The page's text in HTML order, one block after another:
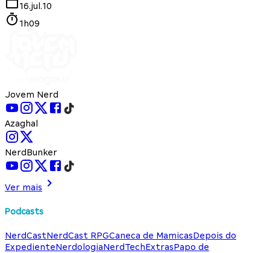
16.jul.10
1h09
Jovem Nerd
Azaghal
NerdBunker
Ver mais
Podcasts
NerdCastNerdCast RPGCaneca de MamicasDepois do
ExpedienteNerdologiaNerdTechExtrasPapo de